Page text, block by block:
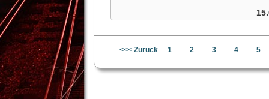
boite d'origine.
In den Warenkorb
Details
<<< Zurück 1 2 3 4 5